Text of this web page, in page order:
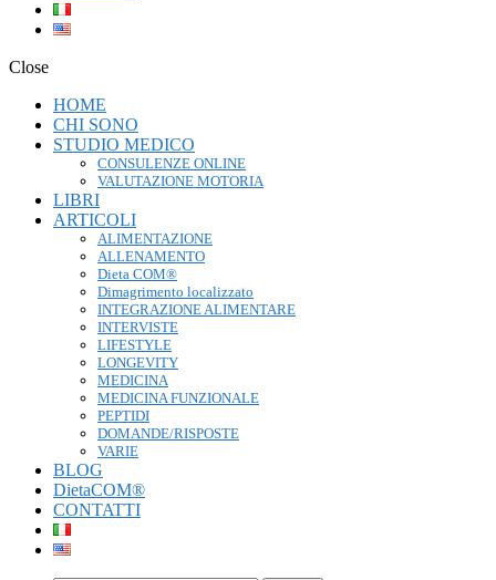
Close
HOME
CHI SONO
STUDIO MEDICO
CONSULENZE ONLINE
VALUTAZIONE MOTORIA
LIBRI
ARTICOLI
ALIMENTAZIONE
ALLENAMENTO
Dieta COM®
Dimagrimento localizzato
INTEGRAZIONE ALIMENTARE
INTERVISTE
LIFESTYLE
LONGEVITY
MEDICINA
MEDICINA FUNZIONALE
PEPTIDI
DOMANDE/RISPOSTE
VARIE
BLOG
DietaCOM®
CONTATTI